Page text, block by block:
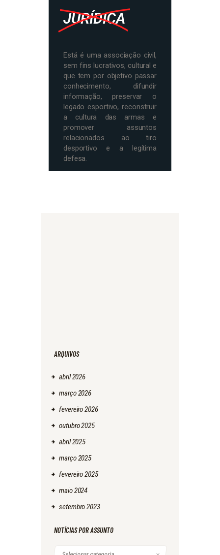
JURÍDICA
Está é uma associação civil,
sem fins lucrativos, cultural e
que tem por objetivo passar
conhecimento, difundir
informação, preservar o
legado esportivo, reconstruir
a cultura das armas e
promover assuntos
relacionados ao tiro
desportivo e a legítima
defesa.
ARQUIVOS
abril2026
março2026
fevereiro2026
outubro2025
abril2025
março2025
fevereiro2025
maio2024
setembro2023
NOTÍCIAS POR ASSUNTO